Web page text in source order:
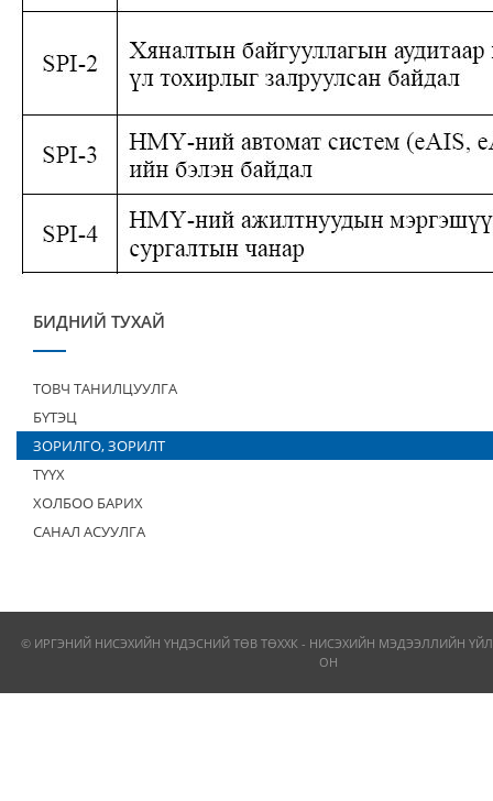
БИДНИЙ ТУХАЙ
ТОВЧ ТАНИЛЦУУЛГА
БҮТЭЦ
ЗОРИЛГО, ЗОРИЛТ
ТҮҮХ
ХОЛБОО БАРИХ
САНАЛ АСУУЛГА
© ИРГЭНИЙ НИСЭХИЙН ҮНДЭСНИЙ ТӨВ ТӨХХК - НИСЭХИЙН МЭДЭЭЛЛИЙН
ОН